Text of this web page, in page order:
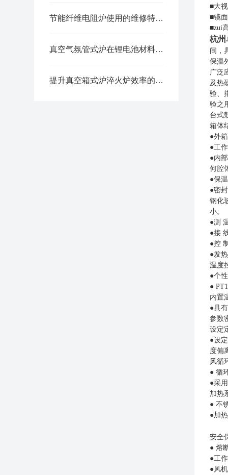
节能纤维电阻炉使用的维修特点分析阐明
真空气氛管式炉在锂电池材料处理中的应用
提升真空箱式炉淬火炉效率的操作技巧与注意事项
■大
■镜
■zui
杭州
间，
保温
广泛
及热
验、
验之
台式
箱体
●外
●工
●内
何腔
●保
●密
钢化
小。
●测
●接
●控
●发
温度
●个
●
内置
●具
参数
设定
●设
度偏
风循
● 循
●采
加热
● 不
●加
安全
● 熔
●工
●风